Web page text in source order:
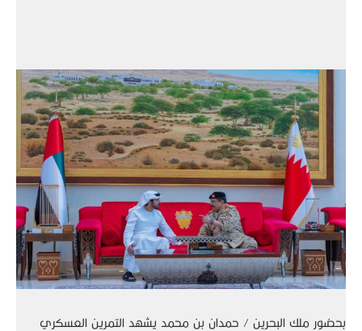
بحضور ملك البحرين / حمدان بن محمد يشهد التمرين العسكري